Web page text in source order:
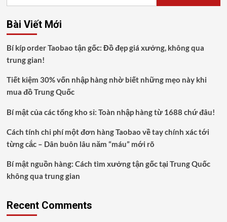
Bài Viết Mới
Bí kíp order Taobao tận gốc: Đồ đẹp giá xưởng, không qua
trung gian!
Tiết kiệm 30% vốn nhập hàng nhờ biết những mẹo này khi
mua đồ Trung Quốc
Bí mật của các tổng kho sỉ: Toàn nhập hàng từ 1688 chứ đâu!
Cách tính chi phí một đơn hàng Taobao về tay chính xác tới
từng cắc – Dân buôn lâu năm “máu” mới rõ
Bí mật nguồn hàng: Cách tìm xưởng tận gốc tại Trung Quốc
không qua trung gian
Recent Comments